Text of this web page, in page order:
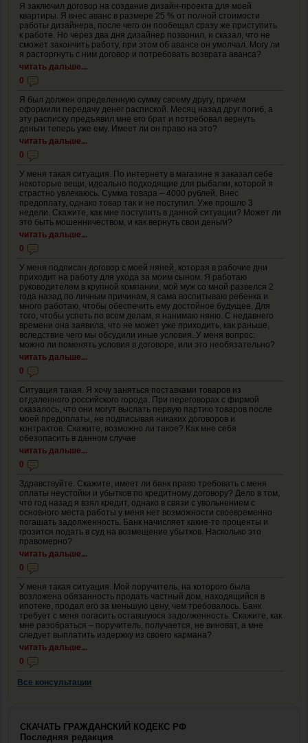
Я заключил договор на создание дизайн-проекта для моей
квартиры. Я внес аванс в размере 25 % от полной стоимости
работы дизайнера, после чего он пообещал сразу же приступить
к работе. Но через два дня дизайнер позвонил, и сказал, что не
сможет закончить работу, при этом об авансе он умолчал. Могу ли
я расторгнуть с ним договор и потребовать возврата аванса?
читать дальше...
0
Я был должен определенную сумму своему другу, причем
оформили передачу денег распиской. Месяц назад друг погиб, а
эту расписку предъявил мне его брат и потребовал вернуть
деньги теперь уже ему. Имеет ли он право на это?
читать дальше...
0
У меня такая ситуация. По интернету в магазине я заказал себе
некоторые вещи, идеально подходящие для рыбалки, которой я
страстно увлекаюсь. Сумма товара – 4000 рублей. Внес
предоплату, однако товар так и не поступил. Уже прошло 3
недели. Скажите, как мне поступить в данной ситуации? Может ли
это быть мошенничеством, и как вернуть свои деньги?
читать дальше...
0
У меня подписан договор с моей няней, которая в рабочие дни
приходит на работу для ухода за моим сыном. Я работаю
руководителем в крупной компании, мой муж со мной развелся 2
года назад по личным причинам, я сама воспитываю ребенка и
много работаю, чтобы обеспечить ему достойное будущее. Для
того, чтобы успеть по всем делам, я нанимаю няню. С недавнего
времени она заявила, что не может уже приходить, как раньше,
вследствие чего мы обсудили иные условия. У меня вопрос:
можно ли поменять условия в договоре, или это необязательно?
читать дальше...
0
Ситуация такая. Я хочу заняться поставками товаров из
отдаленного российского города. При переговорах с фирмой
оказалось, что они могут выслать первую партию товаров после
моей предоплаты, не подписывая никаких договоров и
контрактов. Скажите, возможно ли такое? Как мне себя
обезопасить в данном случае
читать дальше...
0
Здравствуйте. Скажите, имеет ли банк право требовать с меня
оплаты неустойки и убытков по кредитному договору? Дело в том,
что год назад я взял кредит, однако в связи с увольнением с
основного места работы у меня нет возможности своевременно
погашать задолженность. Банк начисляет какие-то проценты и
грозится подать в суд на возмещение убытков. Насколько это
правомерно?
читать дальше...
0
У меня такая ситуация. Мой поручитель, на которого была
возложена обязанность продать частный дом, находящийся в
ипотеке, продал его за меньшую цену, чем требовалось. Банк
требует с меня погасить оставшуюся задолженность. Скажите, как
мне разобраться – поручитель, получается, не виноват, а мне
следует выплатить издержку из своего кармана?
читать дальше...
0
Все консультации
СКАЧАТЬ ГРАЖДАНСКИЙ КОДЕКС РФ
Последняя редакция